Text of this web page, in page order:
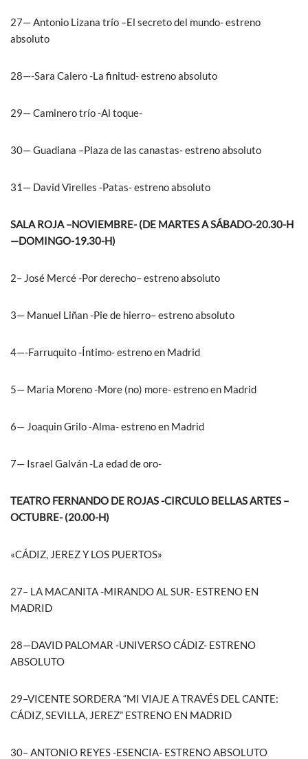
27— Antonio Lizana trío –El secreto del mundo- estreno
absoluto
28—-Sara Calero -La finitud- estreno absoluto
29— Caminero trío -Al toque-
30— Guadiana –Plaza de las canastas- estreno absoluto
31— David Virelles -Patas- estreno absoluto
SALA ROJA –NOVIEMBRE- (DE MARTES A SÁBADO-20.30-H
—DOMINGO-19.30-H)
2– José Mercé -Por derecho– estreno absoluto
3— Manuel Liñan -Pie de hierro– estreno absoluto
4—-Farruquito -Íntimo- estreno en Madrid
5— Maria Moreno -More (no) more- estreno en Madrid
6— Joaquin Grilo -Alma- estreno en Madrid
7— Israel Galván -La edad de oro-
TEATRO FERNANDO DE ROJAS -CIRCULO BELLAS ARTES –
OCTUBRE- (20.00-H)
«CÁDIZ, JEREZ Y LOS PUERTOS»
27– LA MACANITA -MIRANDO AL SUR- ESTRENO EN
MADRID
28—DAVID PALOMAR -UNIVERSO CÁDIZ- ESTRENO
ABSOLUTO
29–VICENTE SORDERA “MI VIAJE A TRAVÉS DEL CANTE:
CÁDIZ, SEVILLA, JEREZ” ESTRENO EN MADRID
30– ANTONIO REYES -ESENCIA- ESTRENO ABSOLUTO